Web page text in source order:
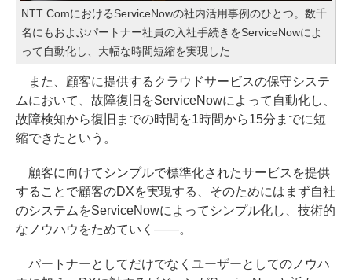
NTT ComにおけるServiceNowの社内活用事例のひとつ。数千
名にもおよぶパートナー社員の入社手続きをServiceNowによ
って自動化し、大幅な時間短縮を実現した
また、顧客に提供するクラウドサービスの保守システ
ムにおいて、故障復旧をServiceNowによって自動化し、
故障検知から復旧までの時間を1時間から15分までに短
縮できたという。
顧客に向けてシンプルで標準化されたサービスを提供
することで顧客のDXを実現する、そのためにはまず自社
のシステムをServiceNowによってシンプル化し、技術的
なノウハウをためていく――。
パートナーとしてだけでなくユーザーとしてのノウハ